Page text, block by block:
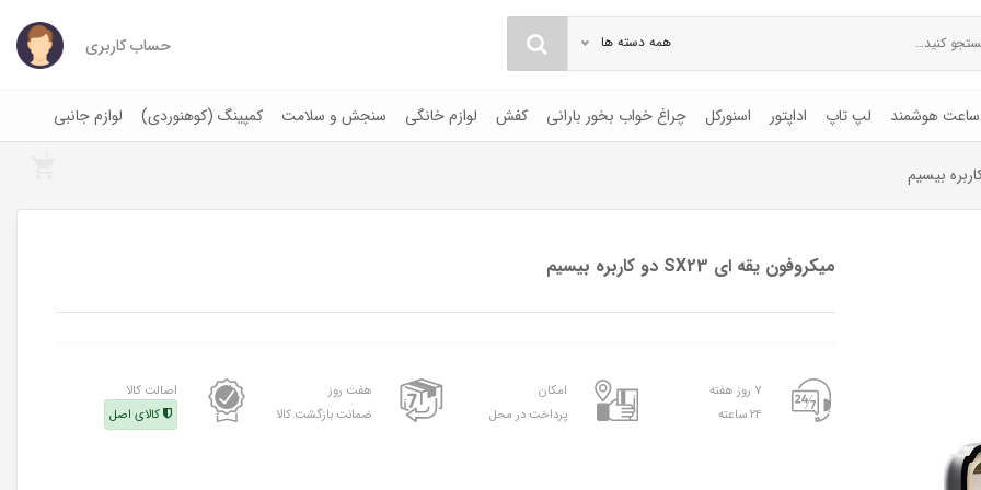
همه دسته ها حساب کاربری
ساعت هوشمند لپ تاپ اداپتور اسنورکل چراغ خواب بخور بارانی کفش لوازم خانگی سنجش و سلامت کمپینگ (کوهنوردی) لوازم جانبی
میکروفون یقه ای SX23 دو کاربره بیسیم
۷ روز هفته
۲۴ ساعته
امکان
پرداخت در محل
هفت روز
ضمانت بازگشت کالا
اصالت کالا
کالای اصل